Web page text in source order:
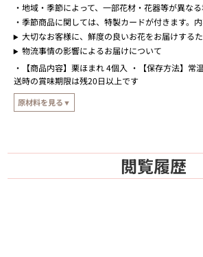
地域・季節によって、一部花材・花器等が異なる
季節商品に関しては、特製カードが付きます。内
大切なお客様に、鮮度の良いお花をお届けする
物流事情の影響によるお届けについて
【商品内容】栗ほまれ 4個入
【保存方法】常
送時の賞味期限は残20日以上です
原材料を見る▼
水あめ、乳等を主要原料とする食品、本みりん、オリ
料、着色料（クチナシ）、酸化防止剤（V.C）、（一部
を含む）
※はちみつを使用しています。1歳未満の乳
閲覧履歴